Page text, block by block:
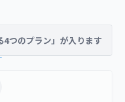
つのプラン」が入ります